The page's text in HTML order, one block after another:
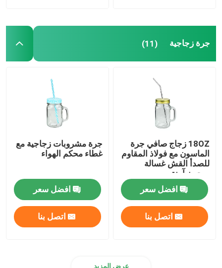
زجاجات الحليب
إناء النبيذ الزجاجي
ديكور الزجاج
أوعية تجميل زجاجية
جرة زجاجية (11)
18OZ زجاج صافي جرة
الماسون مع فولاذ المقاوم
للصدأ القش غسالة
صحون آمنة
افضل سعر
اتصل بنا
جرة مشروبات زجاجية مع
غطاء محكم الهواء
افضل سعر
اتصل بنا
عرض المزيد